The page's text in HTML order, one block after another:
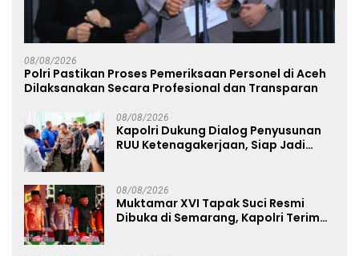
08/08/2026
Polri Pastikan Proses Pemeriksaan Personel di Aceh
Dilaksanakan Secara Profesional dan Transparan
08/08/2026
Kapolri Dukung Dialog Penyusunan
RUU Ketenagakerjaan, Siap Jadi
08/08/2026
Muktamar XVI Tapak Suci Resmi
Dibuka di Semarang, Kapolri Terima